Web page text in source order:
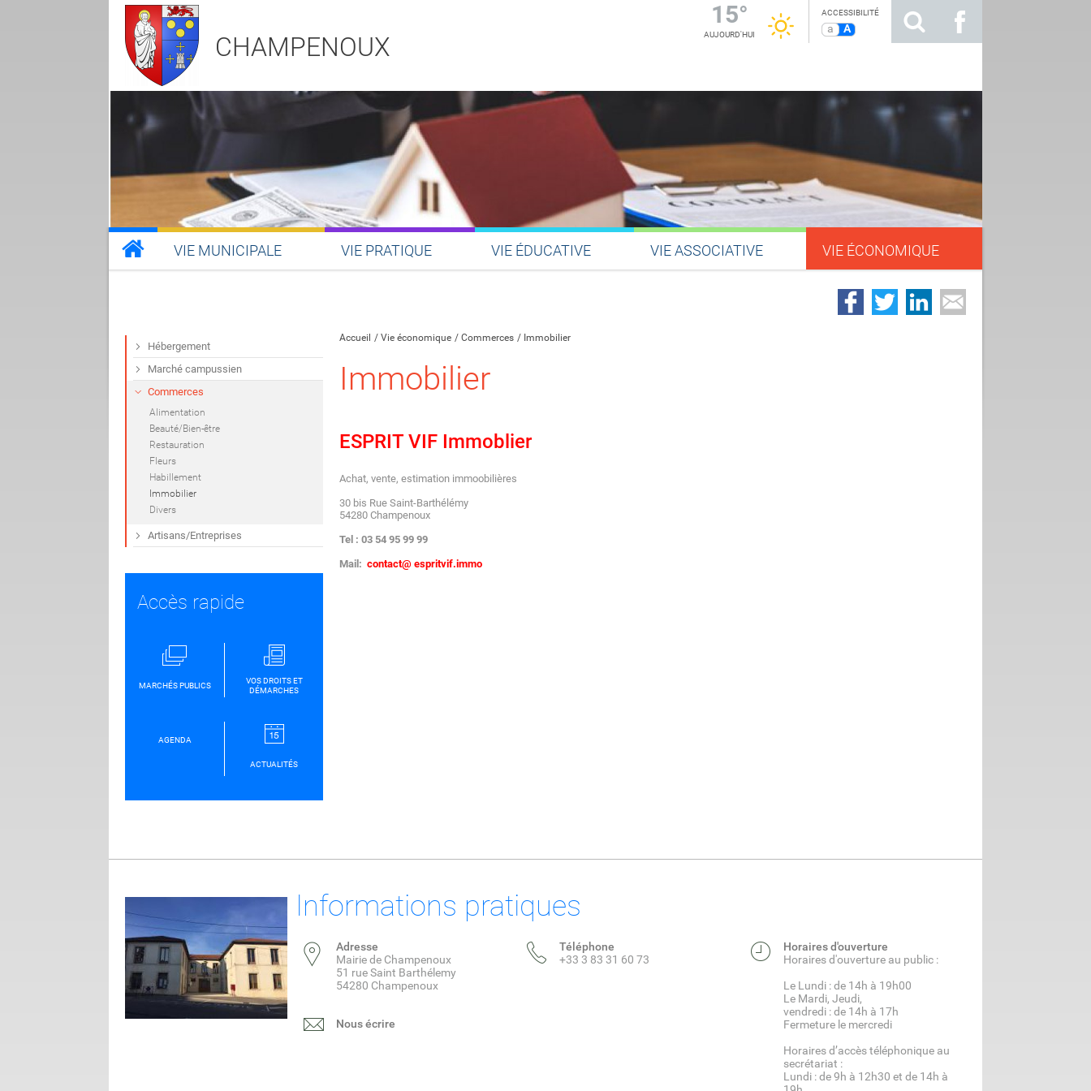
15°
AUJOURD'HUI
ACCESSIBILITÉ
a A
CHAMPENOUX
VIE MUNICIPALE VIE PRATIQUE VIE ÉDUCATIVE VIE ASSOCIATIVE VIE ÉCONOMIQUE
Accueil Vie économique Commerces Immobilier
Immobilier
ESPRIT VIF Immoblier
Achat, vente, estimation immoobilières
30 bis Rue Saint-Barthélémy
54280 Champenoux
Tel : 03 54 95 99 99
Mail: contact@ espritvif.immo
Hébergement
Marché campussien
Commerces
Alimentation
Beauté/Bien-être
Restauration
Fleurs
Habillement
Immobilier
Divers
Artisans/Entreprises
Accès rapide
MARCHÉS PUBLICS
VOS DROITS ET
DÉMARCHES
AGENDA
ACTUALITÉS
Informations pratiques
Adresse
Mairie de Champenoux
51 rue Saint Barthélemy
54280 Champenoux
Nous écrire
Téléphone
+33 3 83 31 60 73
Horaires d'ouverture
Horaires d'ouverture au public :
Le Lundi : de 14h à 19h00
Le Mardi, Jeudi,
vendredi : de 14h à 17h
Fermeture le mercredi
Horaires d’accès téléphonique au
secrétariat :
Lundi : de 9h à 12h30 et de 14h à